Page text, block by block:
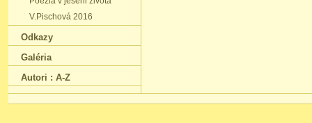
V.Pischová 2016
Odkazy
Galéria
Autori : A-Z